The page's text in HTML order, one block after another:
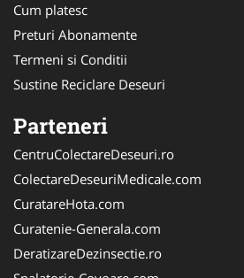
Cum platesc
Preturi Abonamente
Termeni si Conditii
Sustine Reciclare Deseuri
Parteneri
CentruColectareDeseuri.ro
ColectareDeseuriMedicale.com
CuratareHota.com
Curatenie-Generala.com
DeratizareDezinsectie.ro